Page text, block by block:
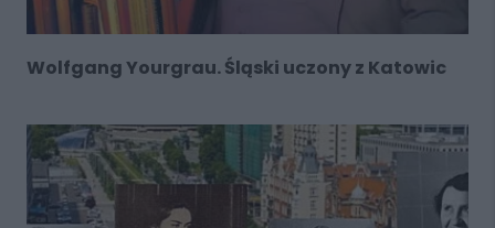
Wolfgang Yourgrau. Śląski uczony z Katowic